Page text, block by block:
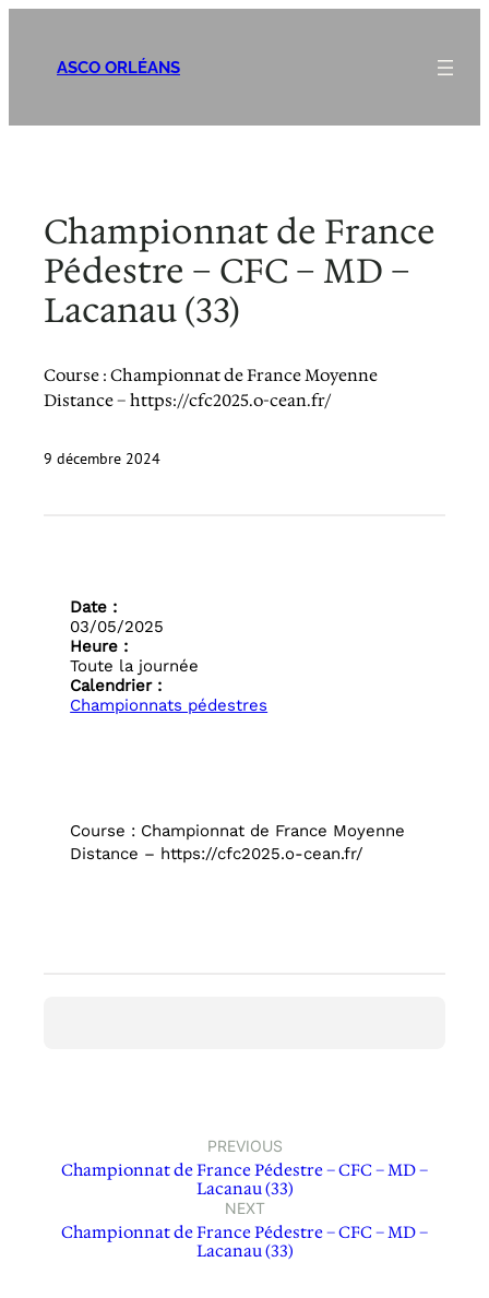
contenuASCO ORLÉANS
Championnat de France
Pédestre – CFC – MD –
Lacanau (33)
Course : Championnat de France Moyenne
Distance – https://cfc2025.o-cean.fr/
9 décembre 2024
Date :
03/05/2025
Heure :
Toute la journée
Calendrier :
Championnats pédestres
Course : Championnat de France Moyenne
Distance – https://cfc2025.o-cean.fr/
PREVIOUS
Championnat de France Pédestre – CFC – MD –
Lacanau (33)
NEXT
Championnat de France Pédestre – CFC – MD –
Lacanau (33)